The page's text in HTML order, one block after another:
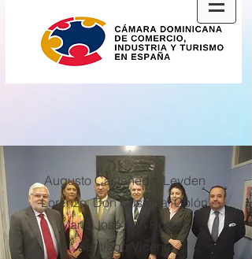
Augusto Castañeda, Leyden
Lorenzo, Don Cristobal Colón,
María José San Roman,
Santiago Vicente